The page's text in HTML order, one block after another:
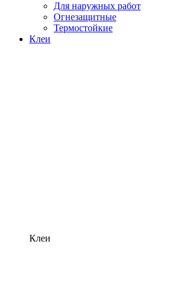
Для наружных работ
Огнезащитные
Термостойкие
Клеи
Клеи